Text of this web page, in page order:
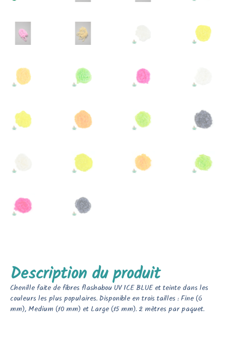
Description du produit
Chenille faite de fibres flashabou UV ICE BLUE et teinte dans les
couleurs les plus populaires. Disponible en trois tailles : Fine (6
mm), Medium (10 mm) et Large (15 mm). 2 mètres par paquet.